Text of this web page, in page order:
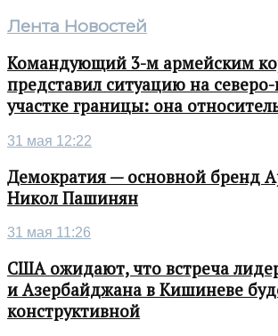
Лента Новостей
Командующий 3-м армейским
представил ситуацию на
участке границы: она
31 мая 12:22
Демократия — основной бренд
Никол Пашинян
31 мая 11:26
США ожидают, что встреча
и Азербайджана в Кишиневе
конструктивной